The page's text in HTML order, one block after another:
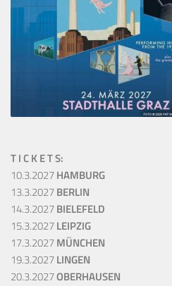
T I C K E T S:
10.3.2027HAMBURG
13.3.2027BERLIN
14.3.2027BIELEFELD
15.3.2027LEIPZIG
17.3.2027MÜNCHEN
19.3.2027LINGEN
20.3.2027OBERHAUSEN